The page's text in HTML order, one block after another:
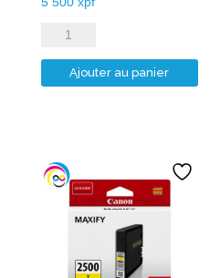
quantité
de
CA_PGI-
Ajouter au panier